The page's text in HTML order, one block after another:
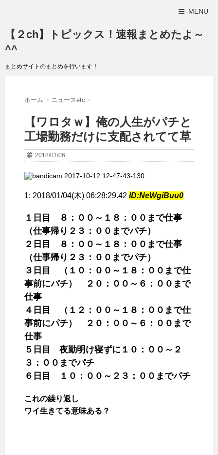
MENU
【２ch】トピックス！速報まとめたよ～
^^
まとめサイトのまとめを行います！
ホーム > ニュースetc >
【ワロタｗ】俺の人生がパチと
工場勤務だけに支配されてて草
2018/01/06
1: 2018/01/04(木) 06:28:29.42 ID:NeWgiBuu0
１日目 ８：００～１８：００まで仕事
（仕事帰り２３：００までパチ）
２日目 ８：００～１８：００まで仕事
（仕事帰り２３：００までパチ）
３日目 （１０：００～１８：００まで仕
事前にパチ） ２０：００～６：００まで
仕事
４日目 （１２：００～１８：００まで仕
事前にパチ） ２０：００～６：００まで
仕事
５日目 夜勤明け寝ずに１０：００～２
３：００までパチ
６日目 １０：００～２３：００までパチ
これの繰り返し
ワイ生きてる意味ある？